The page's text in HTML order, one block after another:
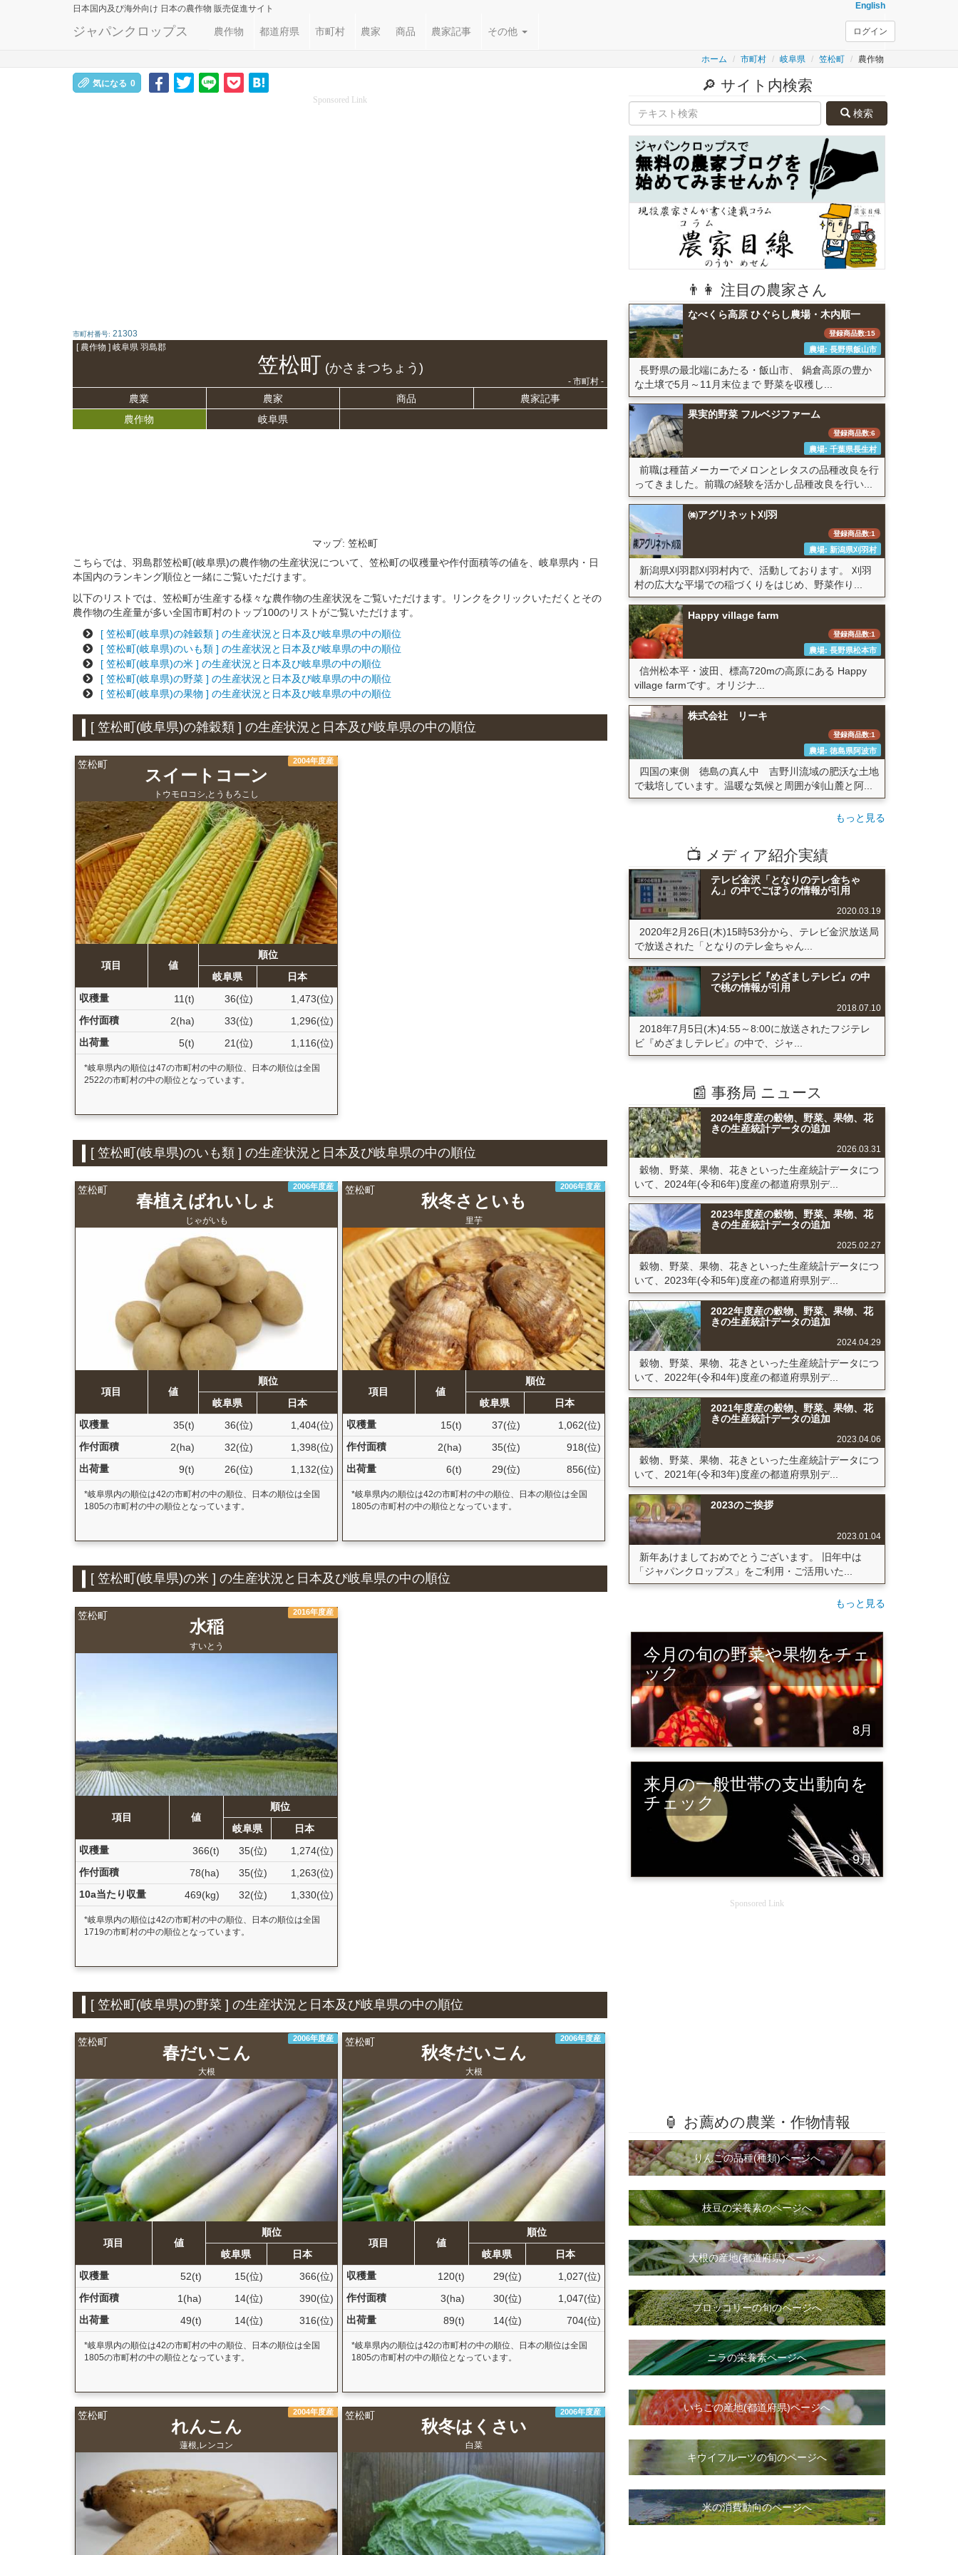
日本国内及び海外向け 日本の農作物 販売促進サイト English
ジャパンクロップス 農作物 都道府県 市町村 農家 商品 農家記事 その他 ログイン
ホーム 市町村 岐阜県 笠松町 農作物
気になる 0
Sponsored Link
市町村番号: 21303
[ 農作物 ] 岐阜県 羽島郡
笠松町 (かさまつちょう)
- 市町村 -
農業 農家 商品
農家記事
農作物
岐阜県
マップ: 笠松町
こちらでは、羽島郡笠松町(岐阜県)の農作物の生産状況について、笠松町の収穫量や作付面積等の値を、岐阜県内・日
本国内のランキング順位と一緒にご覧いただけます。
以下のリストでは、笠松町が生産する様々な農作物の生産状況をご覧いただけます。リンクをクリックいただくとその
農作物の生産量が多い全国市町村のトップ100のリストがご覧いただけます。
[ 笠松町(岐阜県)の雑穀類 ] の生産状況と日本及び岐阜県の中の順位
[ 笠松町(岐阜県)のいも類 ] の生産状況と日本及び岐阜県の中の順位
[ 笠松町(岐阜県)の米 ] の生産状況と日本及び岐阜県の中の順位
[ 笠松町(岐阜県)の野菜 ] の生産状況と日本及び岐阜県の中の順位
[ 笠松町(岐阜県)の果物 ] の生産状況と日本及び岐阜県の中の順位
[ 笠松町(岐阜県)の雑穀類 ] の生産状況と日本及び岐阜県の中の順位
笠松町 2004年度産
スイートコーン
トウモロコシ,とうもろこし
項目 値
順位
岐阜県
日本
収穫量
11(t) 36(位)
1,473(位)
作付面積
2(ha) 33(位)
1,296(位)
出荷量
5(t) 21(位) 1,116(位)
*岐阜県内の順位は47の市町村の中の順位、日本の順位は全国
2522の市町村の中の順位となっています。
[ 笠松町(岐阜県)のいも類 ] の生産状況と日本及び岐阜県の中の順位
笠松町 2006年度産
春植えばれいしょ
じゃがいも
項目 値
順位
岐阜県
日本
収穫量
35(t) 36(位)
1,404(位)
作付面積
2(ha) 32(位)
1,398(位)
出荷量
9(t) 26(位) 1,132(位)
*岐阜県内の順位は42の市町村の中の順位、日本の順位は全国
1805の市町村の中の順位となっています。
笠松町 2006年度産
秋冬さといも
里芋
項目 値
順位
岐阜県
日本
収穫量
15(t) 37(位)
1,062(位)
作付面積
2(ha) 35(位)
918(位)
出荷量
6(t) 29(位) 856(位)
*岐阜県内の順位は42の市町村の中の順位、日本の順位は全国
1805の市町村の中の順位となっています。
[ 笠松町(岐阜県)の米 ] の生産状況と日本及び岐阜県の中の順位
笠松町 2016年度産
水稲
すいとう
項目 値
順位
岐阜県
日本
収穫量
366(t) 35(位)
1,274(位)
作付面積
78(ha) 35(位)
1,263(位)
10a当たり収量
469(kg) 32(位) 1,330(位)
*岐阜県内の順位は42の市町村の中の順位、日本の順位は全国
1719の市町村の中の順位となっています。
[ 笠松町(岐阜県)の野菜 ] の生産状況と日本及び岐阜県の中の順位
笠松町 2006年度産
春だいこん
大根
項目 値
順位
岐阜県
日本
収穫量
52(t) 15(位)
366(位)
作付面積
1(ha) 14(位)
390(位)
出荷量
49(t) 14(位) 316(位)
*岐阜県内の順位は42の市町村の中の順位、日本の順位は全国
1805の市町村の中の順位となっています。
笠松町 2006年度産
秋冬だいこん
大根
項目 値
順位
岐阜県
日本
収穫量
120(t) 29(位)
1,027(位)
作付面積
3(ha) 30(位)
1,047(位)
出荷量
89(t) 14(位) 704(位)
*岐阜県内の順位は42の市町村の中の順位、日本の順位は全国
1805の市町村の中の順位となっています。
笠松町 2004年度産
れんこん
蓮根,レンコン
笠松町 2006年度産
秋冬はくさい
白菜
🔎 サイト内検索
検索
👨👩 注目の農家さん
なべくら高原 ひぐらし農場・木内順一
登録商品数:15
農場: 長野県飯山市
長野県の最北端にあたる・飯山市、 鍋倉高原の豊か
な土壌で5月～11月末位まで 野菜を収穫し...
果実的野菜 フルベジファーム
登録商品数:6
農場: 千葉県長生村
前職は種苗メーカーでメロンとレタスの品種改良を行
ってきました。前職の経験を活かし品種改良を行い...
㈱アグリネット刈羽
登録商品数:1
農場: 新潟県刈羽村
新潟県刈羽郡刈羽村内で、活動しております。 刈羽
村の広大な平場での稲づくりをはじめ、野菜作り...
Happy village farm
登録商品数:1
農場: 長野県松本市
信州松本平・波田、標高720mの高原にある Happy
village farmです。オリジナ...
株式会社 リーキ
登録商品数:1
農場: 徳島県阿波市
四国の東側 徳島の真ん中 吉野川流域の肥沃な土地
で栽培しています。温暖な気候と周囲が剣山麓と阿...
もっと見る
📺 メディア紹介実績
テレビ金沢「となりのテレ金ちゃ
ん」の中でごぼうの情報が引用
2020.03.19
2020年2月26日(木)15時53分から、テレビ金沢放送局
で放送された「となりのテレ金ちゃん...
フジテレビ『めざましテレビ』の中
で桃の情報が引用
2018.07.10
2018年7月5日(木)4:55～8:00に放送されたフジテレ
ビ『めざましテレビ』の中で、ジャ...
📰 事務局 ニュース
2024年度産の穀物、野菜、果物、花
きの生産統計データの追加
2026.03.31
穀物、野菜、果物、花きといった生産統計データにつ
いて、2024年(令和6年)度産の都道府県別デ...
2023年度産の穀物、野菜、果物、花
きの生産統計データの追加
2025.02.27
穀物、野菜、果物、花きといった生産統計データにつ
いて、2023年(令和5年)度産の都道府県別デ...
2022年度産の穀物、野菜、果物、花
きの生産統計データの追加
2024.04.29
穀物、野菜、果物、花きといった生産統計データにつ
いて、2022年(令和4年)度産の都道府県別デ...
2021年度産の穀物、野菜、果物、花
きの生産統計データの追加
2023.04.06
穀物、野菜、果物、花きといった生産統計データにつ
いて、2021年(令和3年)度産の都道府県別デ...
2023のご挨拶
2023.01.04
新年あけましておめでとうございます。 旧年中は
「ジャパンクロップス」をご利用・ご活用いた...
もっと見る
今月の旬の野菜や果物をチェ
ック
8月
来月の一般世帯の支出動向を
チェック
9月
Sponsored Link
🏮 お薦めの農業・作物情報
りんごの品種(種類)ページへ
枝豆の栄養素のページへ
大根の産地(都道府県)ページへ
ブロッコリーの旬のページへ
ニラの栄養素ページへ
いちごの産地(都道府県)ページへ
キウイフルーツの旬のページへ
米の消費動向のページへ